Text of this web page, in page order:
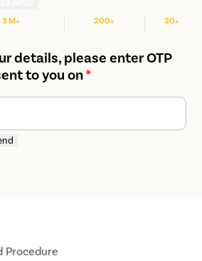
3 M+ 200+ 30+
details, please enter OTP
to you on*
Procedure